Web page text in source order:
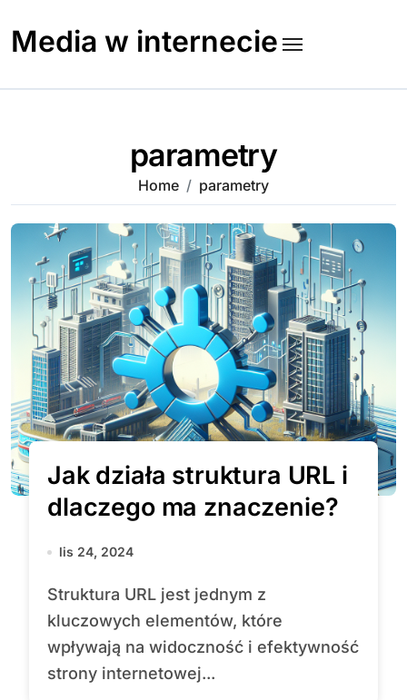
content
Media w internecie
parametry
Home parametry
Jak działa struktura URL i
dlaczego ma znaczenie?
lis 24, 2024
Struktura URL jest jednym z
kluczowych elementów, które
wpływają na widoczność i efektywność
strony internetowej...